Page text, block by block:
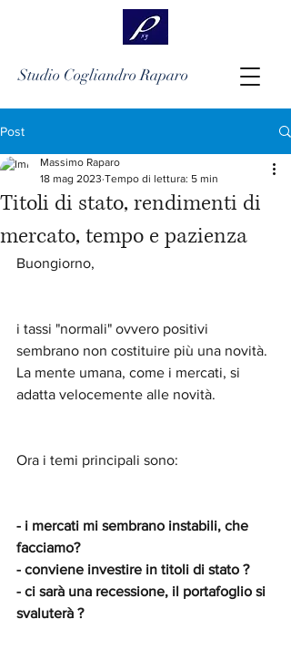
Studio Cogliandro Raparo
Post
Titoli di stato, rendimenti di
mercato, tempo e pazienza
Massimo Raparo
18 mag 2023 Tempo di lettura: 5 min
Buongiorno,
i tassi "normali" ovvero positivi
sembrano non costituire più una novità.
La mente umana, come i mercati, si
adatta velocemente alle novità.
Ora i temi principali sono:
- i mercati mi sembrano instabili, che
facciamo?
- conviene investire in titoli di stato ?
- ci sarà una recessione, il portafoglio si
svaluterà ?